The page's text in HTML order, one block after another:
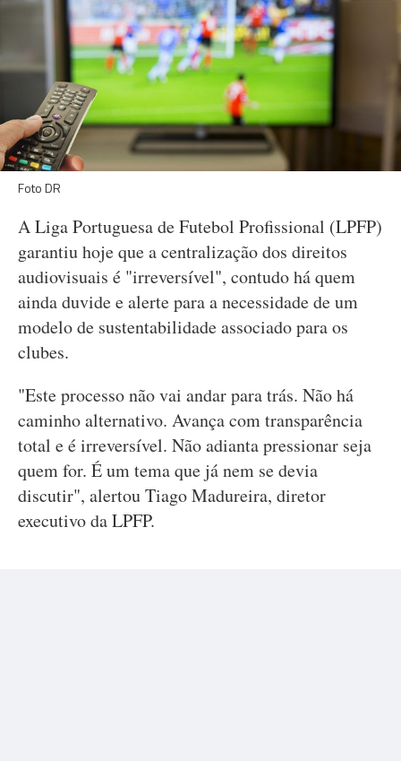
Foto DR
A Liga Portuguesa de Futebol Profissional (LPFP)
garantiu hoje que a centralização dos direitos
audiovisuais é "irreversível", contudo há quem
ainda duvide e alerte para a necessidade de um
modelo de sustentabilidade associado para os
clubes.
"Este processo não vai andar para trás. Não há
caminho alternativo. Avança com transparência
total e é irreversível. Não adianta pressionar seja
quem for. É um tema que já nem se devia
discutir", alertou Tiago Madureira, diretor
executivo da LPFP.